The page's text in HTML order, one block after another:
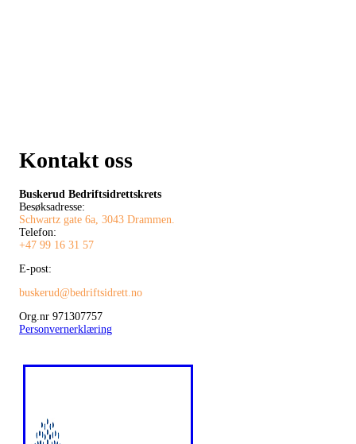
Kontakt oss
Buskerud Bedriftsidrettskrets
Besøksadresse:
Schwartz gate 6a, 3043 Drammen.
Telefon:
+47 99 16 31 57
E-post:
buskerud@bedriftsidrett.no
Org.nr 971307757
Personvernerklæring